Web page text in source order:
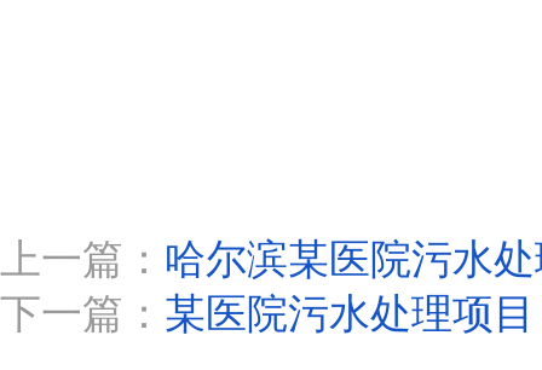
上一篇： 哈尔滨某医院污水
下一篇： 某医院污水处理项目